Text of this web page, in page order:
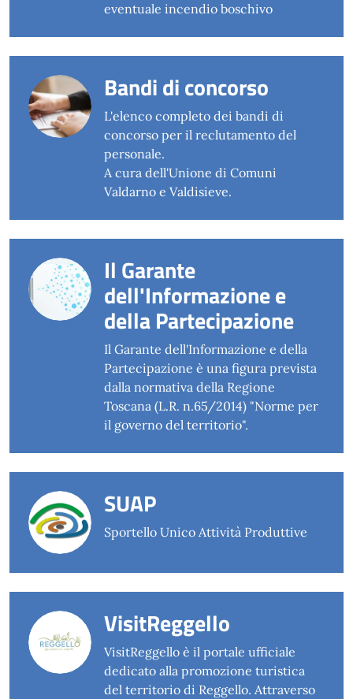
eventuale incendio boschivo
Bandi di concorso
L'elenco completo dei bandi di
concorso per il reclutamento del
personale.
A cura dell'Unione di Comuni
Valdarno e Valdisieve.
Il Garante
dell'Informazione e
della Partecipazione
Il Garante dell'Informazione e della
Partecipazione è una figura prevista
dalla normativa della Regione
Toscana (L.R. n.65/2014) "Norme per
il governo del territorio".
SUAP
Sportello Unico Attività Produttive
VisitReggello
VisitReggello è il portale ufficiale
dedicato alla promozione turistica
del territorio di Reggello. Attraverso